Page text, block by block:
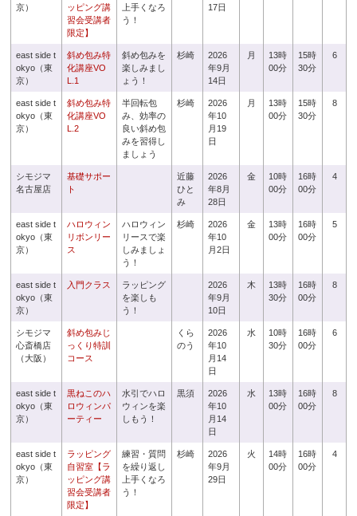
京）
ッピング講
習会受講者
限定】
上手くなろ
う！
17日
east side t
okyo（東
京）
斜め包み特
化講座VO
L.1
斜め包みを
楽しみまし
ょう！
杉崎
2026
年9月
14日
月
13時
00分
15時
30分
6
east side t
okyo（東
京）
斜め包み特
化講座VO
L.2
半回転包
み、効率の
良い斜め包
みを習得し
ましょう
杉崎
2026
年10
月19
日
月
13時
00分
15時
30分
8
シモジマ
名古屋店
基礎サポー
ト
近藤
ひと
み
2026
年8月
28日
金
10時
00分
16時
00分
4
east side t
okyo（東
京）
ハロウィン
リボンリー
ス
ハロウィン
リースで楽
しみましょ
う！
杉崎
2026
年10
月2日
金
13時
00分
16時
00分
5
east side t
okyo（東
京）
入門クラス
ラッピング
を楽しも
う！
2026
年9月
10日
木
13時
30分
16時
00分
8
シモジマ
心斎橋店
（大阪）
斜め包みじ
っくり特訓
コース
くら
のう
2026
年10
月14
日
水
10時
30分
16時
00分
6
east side t
okyo（東
京）
黒ねこのハ
ロウィンパ
ーティー
水引でハロ
ウィンを楽
しもう！
黒須
2026
年10
月14
日
水
13時
00分
16時
00分
8
east side t
okyo（東
京）
ラッピング
自習室【ラ
ッピング講
習会受講者
限定】
練習・質問
を繰り返し
上手くなろ
う！
杉崎
2026
年9月
29日
火
14時
00分
16時
00分
4